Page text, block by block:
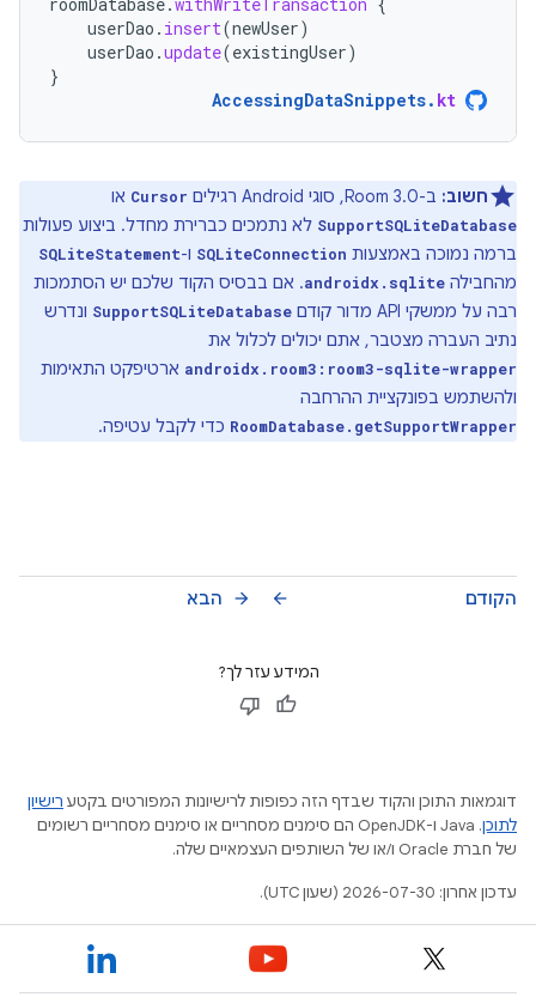
userDao . insert(newUser)
userDao .update(existingUser)
}
AccessingDataSnippets. kt
חשוב: ב-Room 3.0, סוגי Android רגילים Cursor או
SupportSQLiteDatabase לא נתמכים כברירת מחדל. ביצוע פעולות
ברמה נמוכה באמצעות SQLiteConnection ו-SQLiteStatement
מהחבילה androidx.sqlite. אם בבסיס הקוד שלכם יש הסתמכות
רבה על ממשקי API מדור קודם
SupportSQLiteDatabase ונדרש
נתיב העברה מצטבר, אתם יכולים לכלול את
androidx.room3:room3-sqlite-wrapper ארטיפקט התאימות
ולהשתמש בפונקציית ההרחבה
RoomDatabase.getSupportWrapper כדי לקבל עטיפה.
הקודם arrow_back הבא arrow_forward
המידע עזר לך?
דוגמאות התוכן והקוד שבדף הזה כפופות לרישיונות המפורטים בקטע רישיון
לתוכן
.‏ Java ו-OpenJDK הם סימנים מסחריים או סימנים מסחריים רשומים
של חברת Oracle ו/או של השותפים העצמאיים שלה.
עדכון אחרון: 2026-07-30 (שעון UTC).